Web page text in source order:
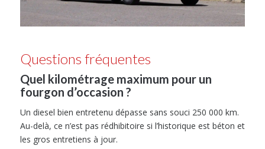
Questions fréquentes
Quel kilométrage maximum pour un
fourgon d’occasion ?
Un diesel bien entretenu dépasse sans souci 250 000 km.
Au-delà, ce n’est pas rédhibitoire si l’historique est béton et
les gros entretiens à jour.